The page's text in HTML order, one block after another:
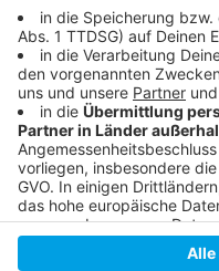
powered by
Anzeige
Anzeige